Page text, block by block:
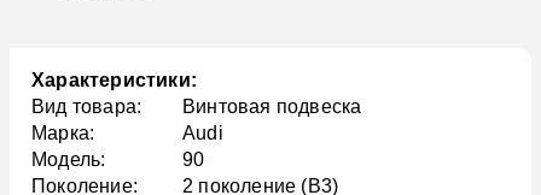
Характеристики:
Вид товара:
Винтовая подвеска
Марка:
Audi
Модель:
90
Поколение:
2 поколение (B3)